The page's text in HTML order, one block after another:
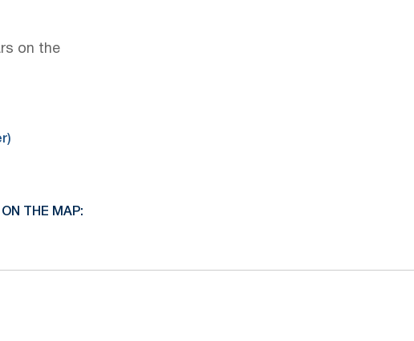
on the
THE MAP: